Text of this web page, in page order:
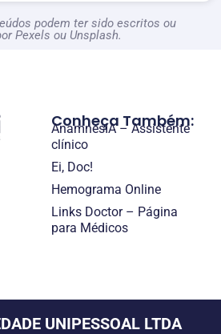
podem ter sido escritos ou
Pexels ou Unsplash.
Conheça Também:
AnamnesIA – Assistente
clínico
Ei, Doc!
Hemograma Online
Links Doctor – Página
para Médicos
UNIPESSOAL LTDA